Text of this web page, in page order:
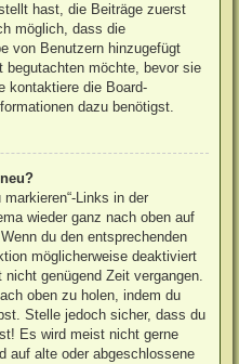
hast, die Beiträge zuerst
möglich, dass die
von Benutzern hinzugefügt
begutachten möchte, bevor sie
kontaktiere die Board-
dazu benötigst.
Links in der
wieder ganz nach oben auf
du den entsprechenden
möglicherweise deaktiviert
genügend Zeit vergangen.
oben zu holen, indem du
Stelle jedoch sicher, dass du
Es wird meist nicht gerne
auf alte oder abgeschlossene